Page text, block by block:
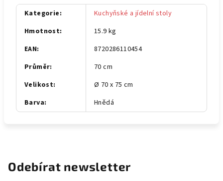
Kategorie:
Kuchyňské a jídelní stoly
Hmotnost:
15.9 kg
EAN:
8720286110454
Průměr:
70 cm
Velikost:
Ø 70 x 75 cm
Barva: Hnědá
Odebírat newsletter